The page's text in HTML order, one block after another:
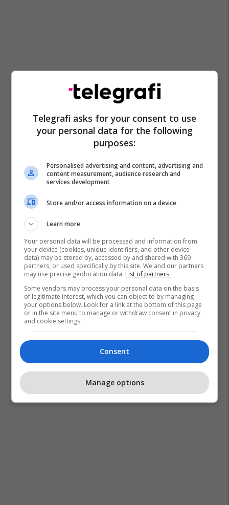
Telegrafi asks for your consent to use
your personal data for the following
purposes:
Personalised advertising and content, advertising and
content measurement, audience research and
services development
Store and/or access information on a device
Learn more
Your personal data will be processed and information from
your device (cookies, unique identifiers, and other device
data) may be stored by, accessed by and shared with 369
partners, or used specifically by this site. We and our partners
may use precise geolocation data. List of partners.
Some vendors may process your personal data on the basis
of legitimate interest, which you can object to by managing
your options below. Look for a link at the bottom of this page
or in the site menu to manage or withdraw consent in privacy
and cookie settings.
Consent
Manage options